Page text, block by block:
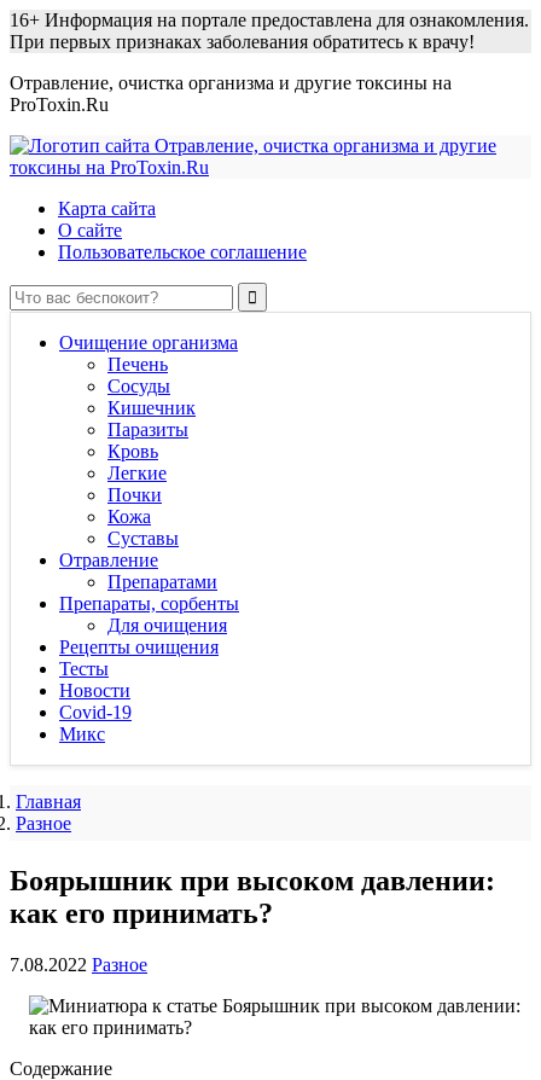
16+ Информация на портале предоставлена для ознакомления.
При первых признаках заболевания обратитесь к врачу!
Отравление, очистка организма и другие токсины на
ProToxin.Ru
Карта сайта
О сайте
Пользовательское соглашение
Очищение организма
Печень
Сосуды
Кишечник
Паразиты
Кровь
Легкие
Почки
Кожа
Суставы
Отравление
Препаратами
Препараты, сорбенты
Для очищения
Рецепты очищения
Тесты
Новости
Covid-19
Микс
Главная
Разное
Боярышник при высоком давлении:
как его принимать?
7.08.2022 Разное
Содержание